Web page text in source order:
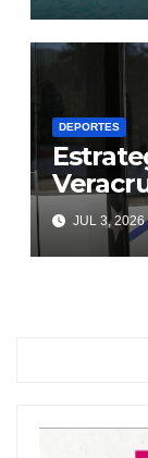
DEPORTES
JUL 3, 2026